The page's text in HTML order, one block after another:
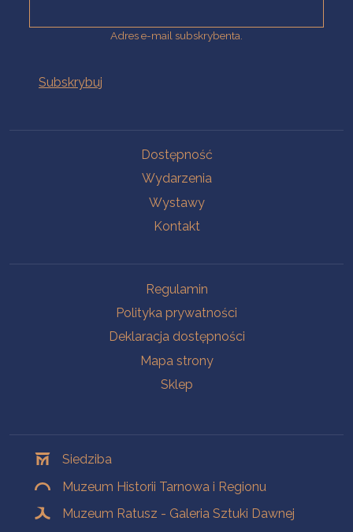
Adres e-mail subskrybenta.
Dostępność
Wydarzenia
Wystawy
Kontakt
Regulamin
Polityka prywatności
Deklaracja dostępności
Mapa strony
Sklep
Siedziba
Muzeum Historii Tarnowa i Regionu
Muzeum Ratusz - Galeria Sztuki Dawnej